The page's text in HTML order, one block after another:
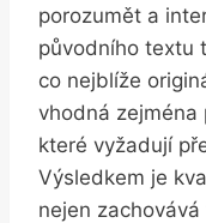
porozumět a
původního textu
co nejblíže
vhodná zejména
⁢které vyžadují
Výsledkem je‍
nejen